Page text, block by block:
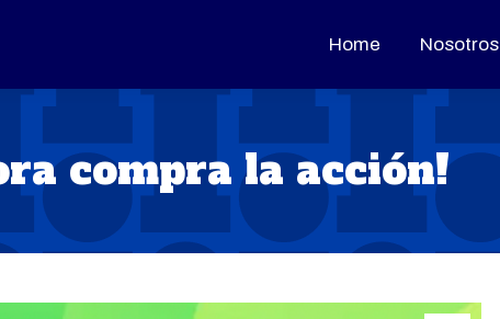
Home Nosotros
compra la acción!
Home Nosotros